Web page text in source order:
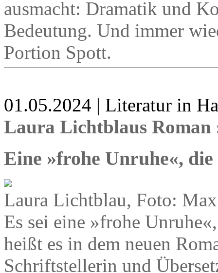
ausmacht: Dramatik und
Bedeutung. Und immer
Portion Spott.
01.05.2024 | Literatur in
Laura Lichtblaus Roman
Eine »frohe Unruhe«,
Laura Lichtblau, Foto:
Es sei eine »frohe
heißt es in dem neuen
Schriftstellerin und